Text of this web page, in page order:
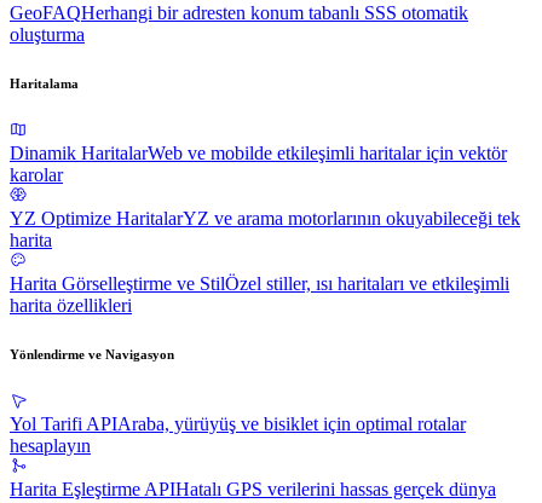
GeoFAQHerhangi bir adresten konum tabanlı SSS otomatik
oluşturma
Haritalama
Dinamik HaritalarWeb ve mobilde etkileşimli haritalar için vektör
karolar
YZ Optimize HaritalarYZ ve arama motorlarının okuyabileceği tek
harita
Harita Görselleştirme ve StilÖzel stiller, ısı haritaları ve etkileşimli
harita özellikleri
Yönlendirme ve Navigasyon
Yol Tarifi APIAraba, yürüyüş ve bisiklet için optimal rotalar
hesaplayın
Harita Eşleştirme APIHatalı GPS verilerini hassas gerçek dünya